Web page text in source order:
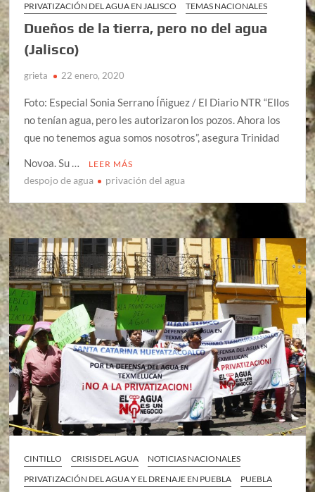
PRIVATIZACIÓN DEL AGUA EN JALISCO
TEMAS NACIONALES
Dueños de la tierra, pero no del agua
(Jalisco)
grieta 22 enero, 2020
Foto: Especial Sonia Serrano Íñiguez / El Diario NTR “Ellos
no tenían agua, pero les autorizaron los pozos. Ahora los
que no tenemos agua somos nosotros”, asegura Trinidad
Novoa. Su …
LEER MÁS
despojo de agua privación del agua
CINTILLO CRISIS DEL AGUA
NOTICIAS NACIONALES
PRIVATIZACIÓN DEL AGUA Y EL DRENAJE EN PUEBLA
PUEBLA